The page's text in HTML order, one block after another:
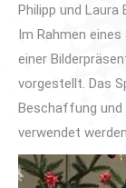
Philipp und
Im Rahmen
einer
vorgestellt. Das
Beschaffung und
verwendet